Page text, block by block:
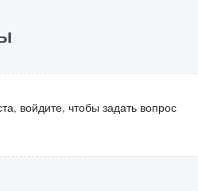
войдите, чтобы задать вопрос